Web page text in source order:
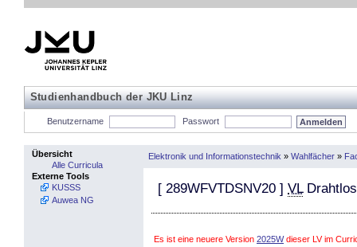
Studienhandbuch der JKU Linz
Benutzername Passwort
Übersicht
Alle Curricula
Externe Tools
KUSSS
Auwea NG
Elektronik und Informationstechnik » Wahlfächer »
[ 289WFVTDSNV20 ] VL
Es ist eine neuere Version 2025Wdieser LV im